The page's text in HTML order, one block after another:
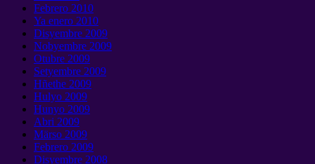
Febrero 2010
Ya enero 2010
Disyembre 2009
Nobyembre 2009
Otubre 2009
Setyembre 2009
Hñethe 2009
Hulyo 2009
Hunyo 2009
Abri 2009
Märso 2009
Febrero 2009
Disyembre 2008